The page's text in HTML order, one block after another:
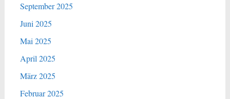
September 2025
Juni 2025
Mai 2025
April 2025
März 2025
Februar 2025